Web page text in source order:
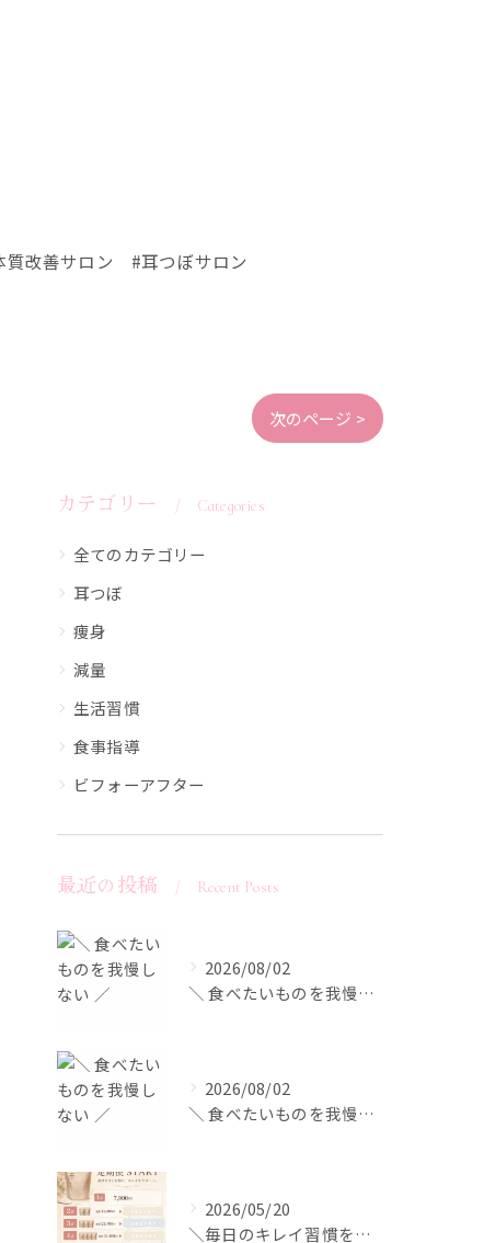
改善サロン #耳つぼサロン
次のページ >
カテゴリー Categories
全てのカテゴリー
耳つぼ
痩身
減量
生活習慣
食事指導
ビフォーアフター
最近の投稿 Recent Posts
2026/08/02
＼ 食べたいものを我慢しない ／
2026/08/02
＼ 食べたいものを我慢しない ／
2026/05/20
＼毎日のキレイ習慣を、もっとお得に／